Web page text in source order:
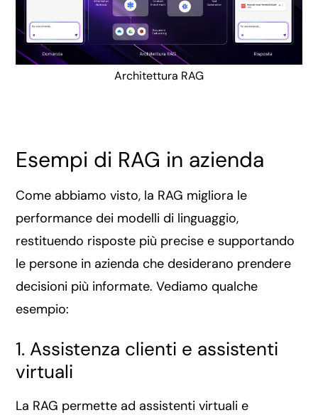
Architettura RAG
Esempi di RAG in azienda
Come abbiamo visto, la RAG migliora le
performance dei modelli di linguaggio,
restituendo risposte più precise e supportando
le persone in azienda che desiderano prendere
decisioni più informate. Vediamo qualche
esempio:
1. Assistenza clienti e assistenti
virtuali
La RAG permette ad assistenti virtuali e